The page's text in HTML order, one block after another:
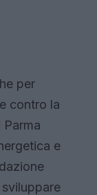
per
contro la
Parma
e